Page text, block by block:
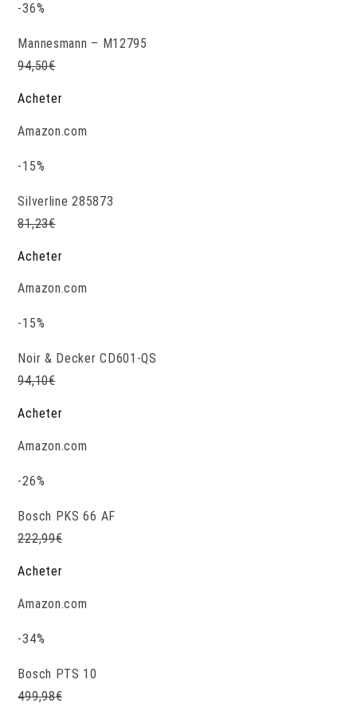
-36%
Mannesmann – M12795
94,50€
Acheter
Amazon.com
-15%
Silverline 285873
81,23€
Acheter
Amazon.com
-15%
Noir & Decker CD601-QS
94,10€
Acheter
Amazon.com
-26%
Bosch PKS 66 AF
222,99€
Acheter
Amazon.com
-34%
Bosch PTS 10
499,98€